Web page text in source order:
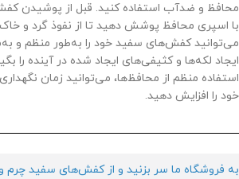
محافظ و ضدآب استفاده کنید. قبل از پوشیدن
با اسپری محافظ پوشش دهید تا از نفوذ گرد و
می‌توانید کفش‌های سفید خود را به‌طور منظم و
ایجاد لکه‌ها و کثیفی‌های ایجاد شده در آینده را
استفاده منظم از محافظ‌ها، می‌توانید زمان
خود را افزایش دهید.
به فروشگاه ما سر بزنید و از کفش‌های سفید چرم